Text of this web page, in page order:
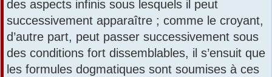
des aspects infinis sous lesquels il peut
successivement apparaître ; comme le croyant,
d’autre part, peut passer successivement sous
des conditions fort dissemblables, il s’ensuit que
les formules dogmatiques sont soumises à ces